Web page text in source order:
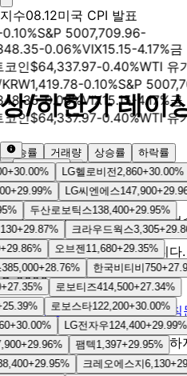
지수08.12미국 CPI 발표
%S&P 5007,709.96-
-0.06%VIX15.15-4.17%금
인$64,337.97-0.40%WTI 유
1,419.78-0.10%S&P 500
-0.06%VIX15.15-4.17%금
인$64,337.97-0.40%WTI 유
상승률 거래량 상승률
하락률
+30.00% LG헬로비전2,860+30.00%
+29.99% LG씨엔에스147,900+29.96
% 두산로보틱스138,400+29.95%
+29.87% 크라우드웍스3,305+29.86
29.86% 오브젠11,680+29.35%
+28.76% 한국비티비750+
27.35% 로보티즈414,500+27.34%
% 로보스타122,200+30.00%
+30.00% LG전자우124,400+29.99%
+29.96% 팸텍1,397+29.95%
+29.95% 크레오에스지6,130+
상/하한가 레이
날짜 선택
상한가
하한가
🏁
오늘의 상한가 데이터가 아직 없
장 마감 후 자동으로 수집됩니다.
© 2026 StocKing 👑
|소개이용약관개인정보처리방침
본 서비스는 투자 조언을 제공
인에게 있습니다.